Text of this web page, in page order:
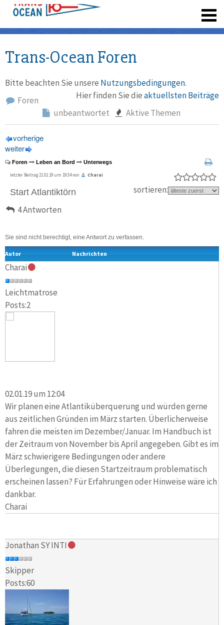
Trans-Ocean Foren
Bitte beachten Sie unsere Nutzungsbedingungen.
Hier finden Sie dieaktuellsten Beiträge
Foren
unbeantwortet
Aktive Themen
vorherige
weiter
Foren Leben an Bord Unterwegs
letzter Beitrag 21.01.19 um 19:54 von Charai
Start Atlantiktörn
4 Antworten
sortieren:
Sie sind nicht berechtigt, eine Antwort zu verfassen.
Autor Nachrichten
Charai
Leichtmatrose
Posts:2
02.01.19 um 12:04
Wir planen eine Atlantiküberquerung und würden gerne
aus zeitlichen Gründen im März starten. Überlicherweise
fahren die meisten im Dezember/Januar. Im Handbuch ist
der Zeitraum von November bis April angegeben. Gibt es im
März schwierigere Bedingungen oder andere
Überlegungen, die diesen Startzeitraum problematisch
erscheinen lassen? Für Erfahrungen oder Hinweise wäre ich
dankbar.
Charai
Jonathan SY INTI
Skipper
Posts:60